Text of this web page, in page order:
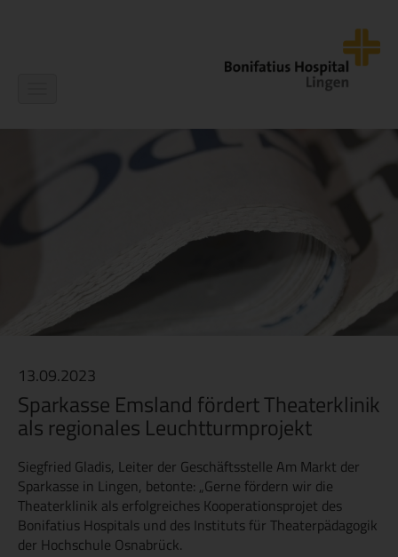
13.09.2023
Sparkasse Emsland fördert Theaterklinik
als regionales Leuchtturmprojekt
Siegfried Gladis, Leiter der Geschäftsstelle Am Markt der
Sparkasse in Lingen, betonte: „Gerne fördern wir die
Theaterklinik als erfolgreiches Kooperationsprojet des
Bonifatius Hospitals und des Instituts für Theaterpädagogik
der Hochschule Osnabrück.